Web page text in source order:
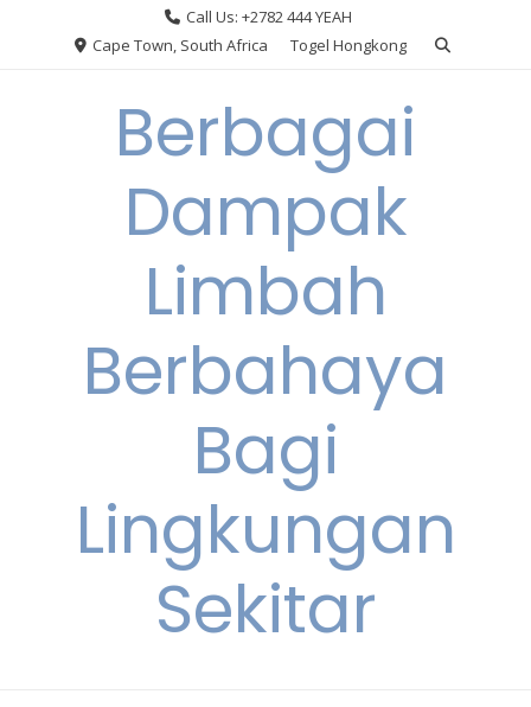
Call Us: +2782 444 YEAH
Cape Town, South Africa
Togel Hongkong
Berbagai
Dampak
Limbah
Berbahaya
Bagi
Lingkungan
Sekitar